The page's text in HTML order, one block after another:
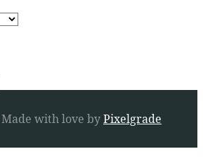
Made with love byPixelgrade